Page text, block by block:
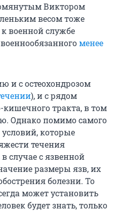
Виктором
весом тоже
военной службе
менее
и с остеохондрозом
), и с рядом
тракта, в том
Однако помимо самого
условий, которые
течения
случае с язвенной
размеры язв, их
болезни. То
может установить
будет знать, только